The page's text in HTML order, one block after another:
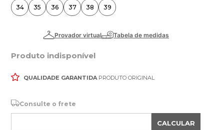
34 35 36 37 38 39
Produto indisponível
QUALIDADE GARANTIDAPRODUTO ORIGINAL
Consulte o frete
CALCULAR